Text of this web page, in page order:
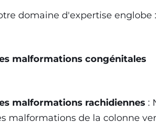
domaine d'expertise englobe :
malformations congénitales
malformations rachidiennes :
malformations de la colonne